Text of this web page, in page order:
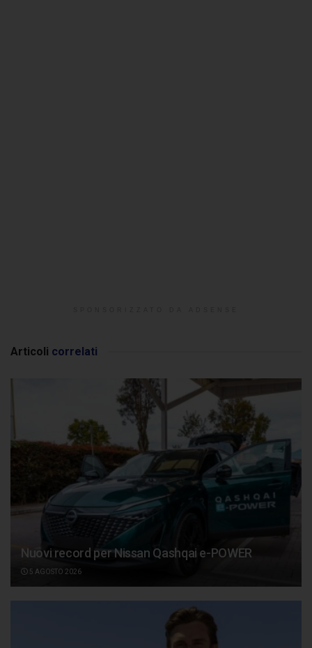
Articoli correlati
Nuovi record per Nissan Qashqai e-POWER
5 AGOSTO 2026